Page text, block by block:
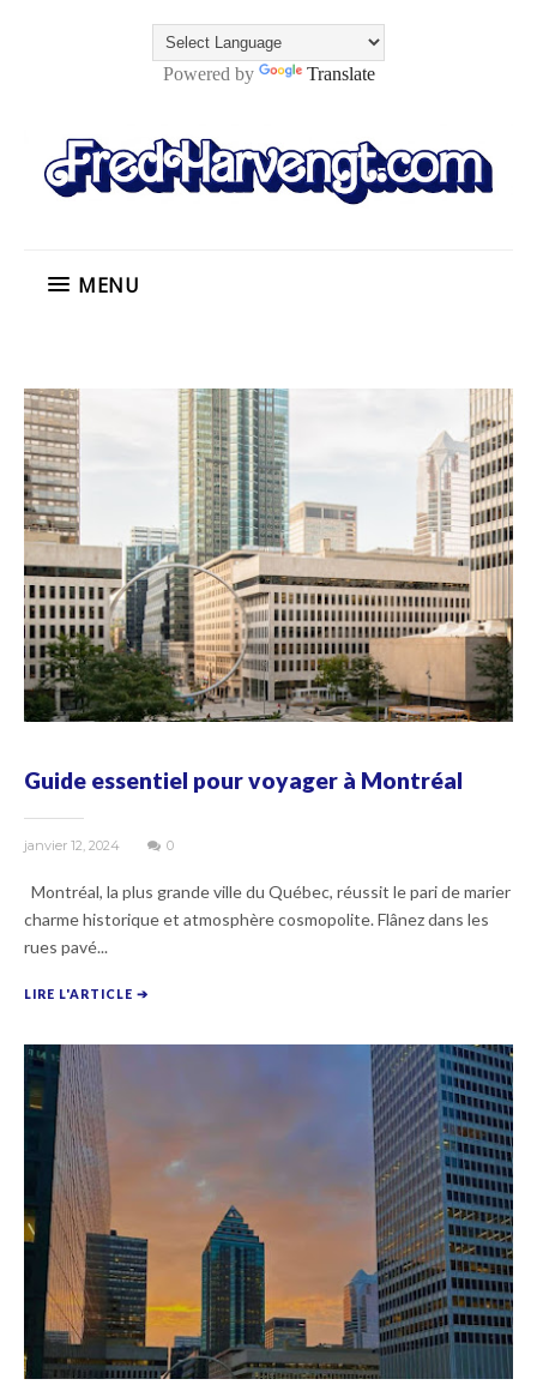
Powered by Translate
MENU
Guide essentiel pour voyager à Montréal
janvier 12, 2024 0
Montréal, la plus grande ville du Québec, réussit le pari de marier
charme historique et atmosphère cosmopolite. Flânez dans les
rues pavé...
LIRE L'ARTICLE ➔